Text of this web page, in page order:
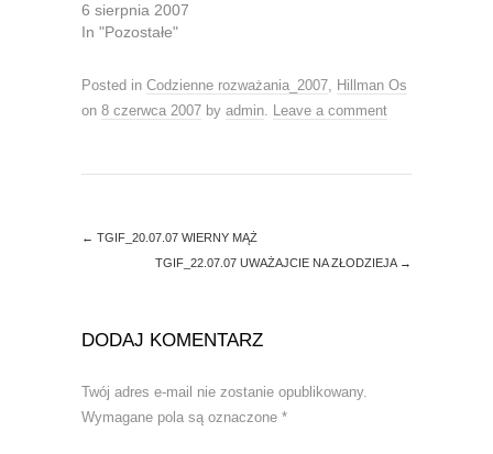
n
s
i
e
w
w
i
w
e
n
n
e
w
w
o
6 sierpnia 2007
In "Pozostałe"
Posted in Codzienne rozważania_2007, Hillman Os
on 8 czerwca 2007 by admin. Leave a comment
← TGIF_20.07.07 WIERNY MĄŻ
TGIF_22.07.07 UWAŻAJCIE NA ZŁODZIEJA →
DODAJ KOMENTARZ
Twój adres e-mail nie zostanie opublikowany.
Wymagane pola są oznaczone *